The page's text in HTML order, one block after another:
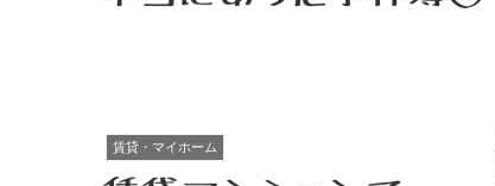
賃貸・マイホーム